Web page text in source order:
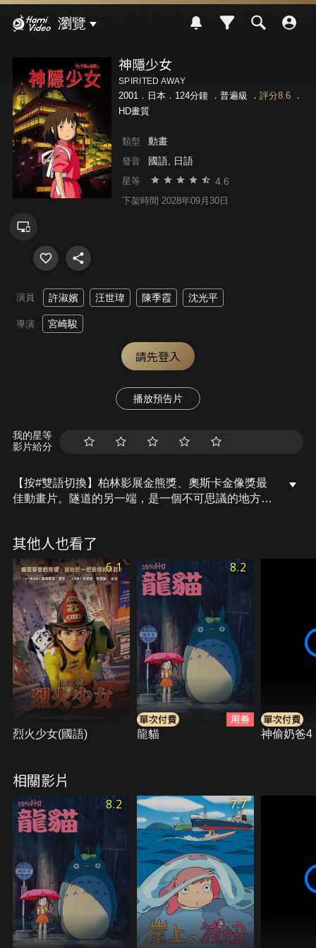
瀏覽
神隱少女
SPIRITED AWAY
2001．日本．124分鐘 ． 普遍級 ． 評分8.6．
HD畫質
類型 動畫
發音 國語, 日語
星等 4.6
下架時間 2028年09月30日
演員 許淑嬪 汪世瑋 陳季霞 沈光平
導演 宮崎駿
請先登入
播放預告片
我的星等
影片給分
【按#雙語切換】柏林影展金熊獎、奧斯卡金像獎最
佳動畫片。隧道的另一端，是一個不可思議的地方！
界。 在這個處處令人驚訝的地方，千尋感受到強大的
無力感…和渺小的希望。 讓我在這裡工作吧！ 為解
救被變成動物的父母，千尋求生的力量原本是沉睡
的，現在終於被喚醒！
其他人也看了
6.1
烈火少女(國語)
8.2
龍貓 神偷奶爸4
相關影片
8.2 7.7